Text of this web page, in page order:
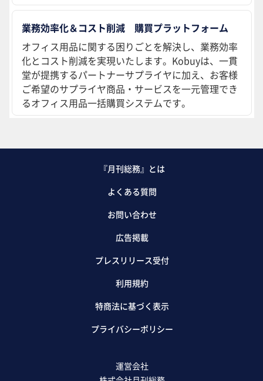
業務効率化＆コスト削減 購買プラットフォーム
オフィス用品に関する困りごとを解決し、業務効率
化とコスト削減を実現いたします。Kobuyは、一貫
堂が提携するパートナーサプライヤに加え、お客様
ご希望のサプライヤ商品・サービスを一元管理でき
るオフィス用品一括購買システムです。
『月刊総務』とは
よくある質問
お問い合わせ
広告掲載
プレスリリース受付
利用規約
特商法に基づく表示
プライバシーポリシー
運営会社